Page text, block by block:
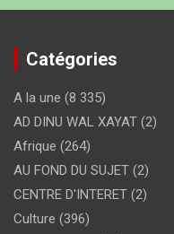
Catégories
A la une (8 335)
AD DINU WAL XAYAT (2)
Afrique (264)
AU FOND DU SUJET (2)
CENTRE D'INTERET (2)
Culture (396)